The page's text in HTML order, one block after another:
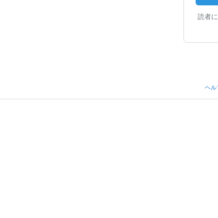
読者
ヘル